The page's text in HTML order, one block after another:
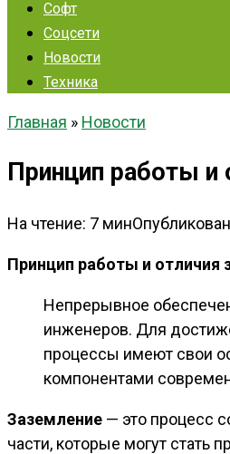
Софт
Соцсети
Новости
Техника
Главная » Новости
Принцип работы и
На чтение: 7 мин
Принцип работы и отличия
Непрерывное
инженеров. Для
процессы имеют свои
компонентами
Заземление — это процесс
части, которые могут стать